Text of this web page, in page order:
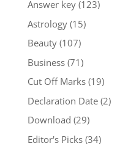
Answer key(123)
Astrology(15)
Beauty(107)
Business(71)
Cut Off Marks(19)
Declaration Date(2)
Download (29)
Editor's Picks(34)